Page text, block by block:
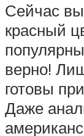
Сейчас
красный
верно!
готовы
Даже